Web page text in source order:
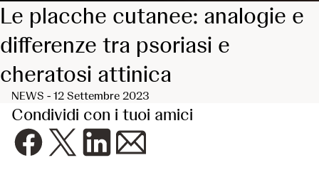
Le placche cutanee: analogie e
differenze tra psoriasi e
cheratosi attinica
NEWS - 12 Settembre 2023
Condividi con i tuoi amici